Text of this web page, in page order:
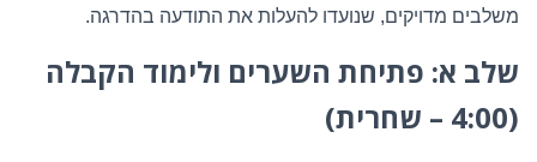
משלבים מדויקים, שנועדו להעלות את התודעה בהדרגה.
שלב א: פתיחת השערים ולימוד הקבלה
(4:00 – שחרית)